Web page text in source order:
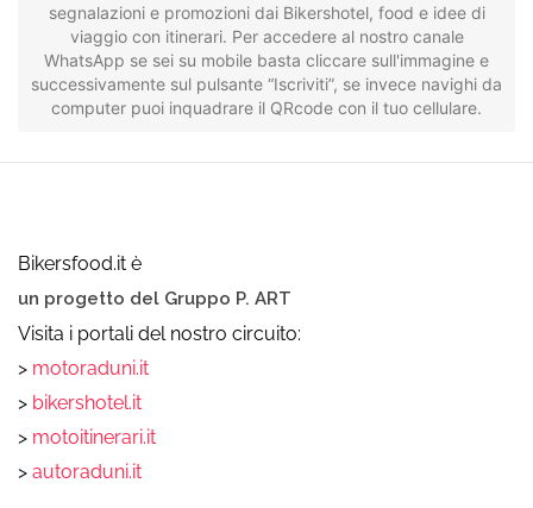
segnalazioni e promozioni dai Bikershotel, food e idee di
viaggio con itinerari. Per accedere al nostro canale
WhatsApp se sei su mobile basta cliccare sull'immagine e
successivamente sul pulsante “Iscriviti”, se invece navighi da
computer puoi inquadrare il QRcode con il tuo cellulare.
Bikersfood.it è
un progetto del Gruppo P. ART
Visita i portali del nostro circuito:
> motoraduni.it
> bikershotel.it
> motoitinerari.it
> autoraduni.it